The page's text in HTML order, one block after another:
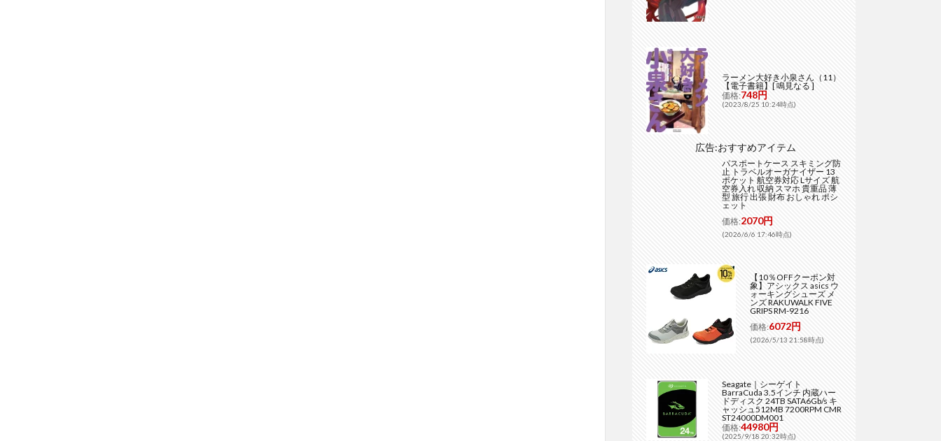
ラーメン大好き小泉さん（11）
【電子書籍】[ 鳴見なる ]
価格:748円
(2023/8/25 10:24時点)
広告:おすすめアイテム
パスポートケース スキミング防
止 トラベルオーガナイザー 13
ポケット 航空券対応 Lサイズ 航
空券入れ 収納 スマホ 貴重品 薄
型 旅行 出張 財布 おしゃれ ポシ
ェット
価格:2070円
(2026/6/6 17:46時点)
【10％OFFクーポン対
象】アシックス asics ウ
ォーキングシューズ メ
ンズ RAKUWALK FIVE
GRIPS RM-9216
価格:6072円
(2026/5/13 21:58時点)
Seagate｜シーゲイト
BarraCuda 3.5インチ 内蔵ハー
ドディスク 24TB SATA6Gb/s キ
ャッシュ512MB 7200RPM CMR
ST24000DM001
価格:44980円
(2025/9/18 20:32時点)